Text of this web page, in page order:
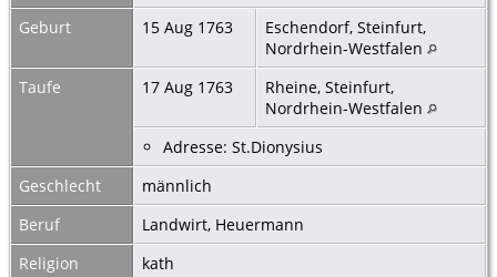
Geburt
15 Aug 1763
Eschendorf, Steinfurt,
Nordrhein-Westfalen
Taufe
17 Aug 1763
Rheine, Steinfurt,
Nordrhein-Westfalen
Adresse: St.Dionysius
Geschlecht
männlich
Beruf
Landwirt, Heuermann
Religion
kath